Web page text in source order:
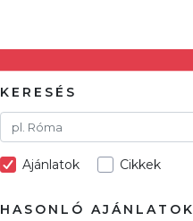
KERESÉS
Ajánlatok Cikkek
HASONLÓ AJÁNLATOK